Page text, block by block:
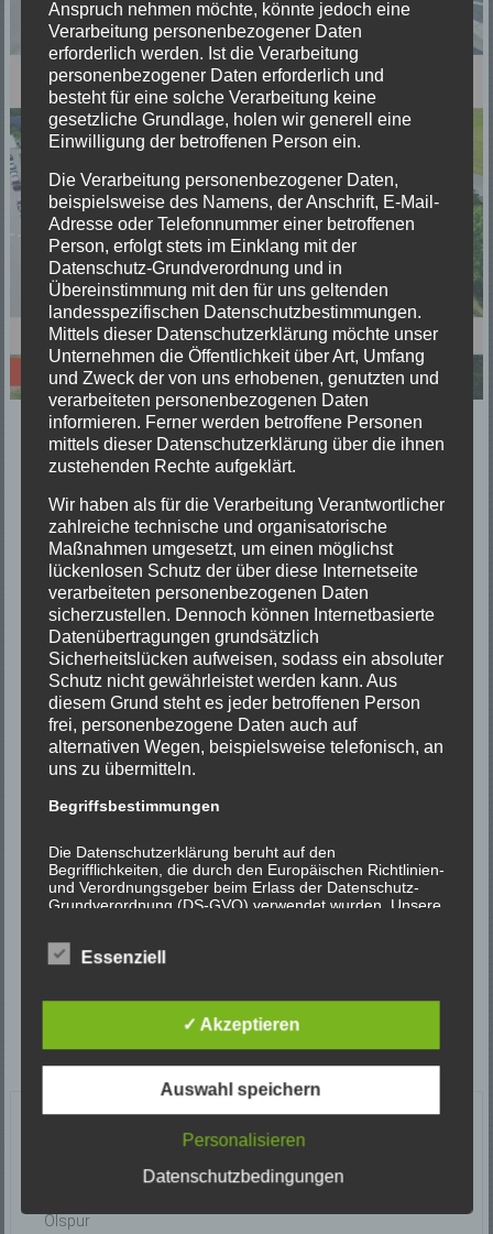
Letzte Einsätze
ABC-1, Ölspur klein
Ölspur
Anspruch nehmen möchte, könnte jedoch eine
Verarbeitung personenbezogener Daten
erforderlich werden. Ist die Verarbeitung
personenbezogener Daten erforderlich und
besteht für eine solche Verarbeitung keine
gesetzliche Grundlage, holen wir generell eine
Einwilligung der betroffenen Person ein.
Die Verarbeitung personenbezogener Daten,
beispielsweise des Namens, der Anschrift, E-Mail-
Adresse oder Telefonnummer einer betroffenen
Person, erfolgt stets im Einklang mit der
Datenschutz-Grundverordnung und in
Übereinstimmung mit den für uns geltenden
landesspezifischen Datenschutzbestimmungen.
Mittels dieser Datenschutzerklärung möchte unser
Unternehmen die Öffentlichkeit über Art, Umfang
und Zweck der von uns erhobenen, genutzten und
verarbeiteten personenbezogenen Daten
informieren. Ferner werden betroffene Personen
mittels dieser Datenschutzerklärung über die ihnen
zustehenden Rechte aufgeklärt.
Wir haben als für die Verarbeitung Verantwortlicher
zahlreiche technische und organisatorische
Maßnahmen umgesetzt, um einen möglichst
lückenlosen Schutz der über diese Internetseite
verarbeiteten personenbezogenen Daten
sicherzustellen. Dennoch können Internetbasierte
Datenübertragungen grundsätzlich
Sicherheitslücken aufweisen, sodass ein absoluter
Schutz nicht gewährleistet werden kann. Aus
diesem Grund steht es jeder betroffenen Person
frei, personenbezogene Daten auch auf
alternativen Wegen, beispielsweise telefonisch, an
uns zu übermitteln.
Begriffsbestimmungen
Die Datenschutzerklärung beruht auf den
Begrifflichkeiten, die durch den Europäischen Richtlinien-
und Verordnungsgeber beim Erlass der Datenschutz-
Grundverordnung (DS-GVO) verwendet wurden. Unsere
als auch für unsere Kunden und Geschäftspartner
einfach lesbar und verständlich sein. Um dies zu
Wir verwenden in dieser Datenschutzerklärung
unter anderem die folgenden Begriffe:
a) personenbezogene Daten
Personenbezogene Daten sind alle Informationen,
natürliche Person (im Folgenden „betroffene Person")
Essenziell
✓ Akzeptieren
Auswahl speichern
Personalisieren
Datenschutzbedingungen